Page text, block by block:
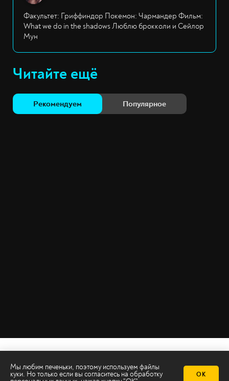
Факультет: Гриффиндор Покемон: Чармандер Фильм:
What we do in the shadows Люблю брокколи и Сейлор
Мун
Читайте ещё
Рекомендуем Популярное
Мы любим печеньки, поэтому используем файлы
куки. Но только если вы согласитесь на обработку
ОК